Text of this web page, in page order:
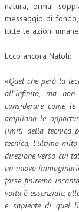
natura, ormai
messaggio di
tutte le azioni
Ecco ancora Natoli:
«Quel che però la
all’infinito, ma
considerare come
ampliano le
limiti della tecnica
tecnica, l’ultimo
direzione verso cui
un nuovo
forse finiremo
volta è essenziale,
e sapiente di quel